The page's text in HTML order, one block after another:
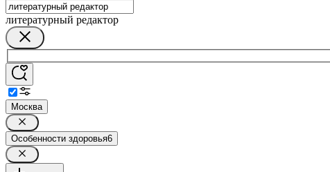
литературный редактор
Москва
Особенности здоровья6